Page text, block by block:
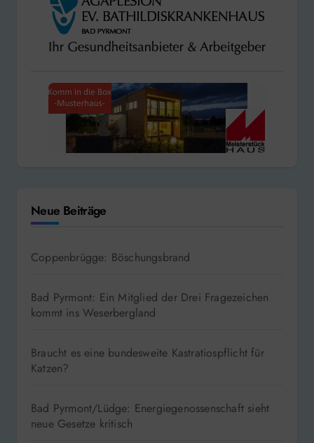
Neue Beiträge
Coppenbrügge: Böschungsbrand
Bad Pyrmont: Ein Mitglied der Drei Fragezeichen
kommt ins Weserbergland
Braucht es eine bundesweite Kastratiospflicht für
Katzen?
Bad Pyrmont/Lüdge: Energiegenossenschaft sieht
neue Gesetze kritisch